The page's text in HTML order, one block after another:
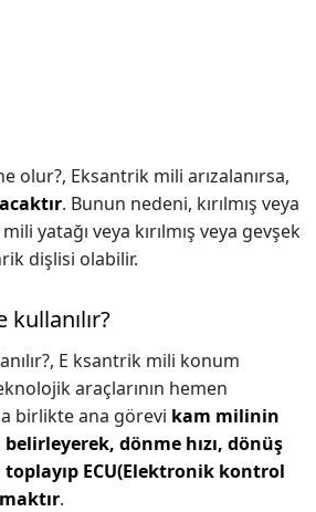
olur?, Eksantrik mili arızalanırsa,
. Bunun nedeni, kırılmış veya
yatağı veya kırılmış veya gevşek
dişlisi olabilir.
E ksantrik mili konum
araçlarının hemen
birlikte ana görevi kam milinin
dönme hızı, dönüş
ECU(Elektronik kontrol
.